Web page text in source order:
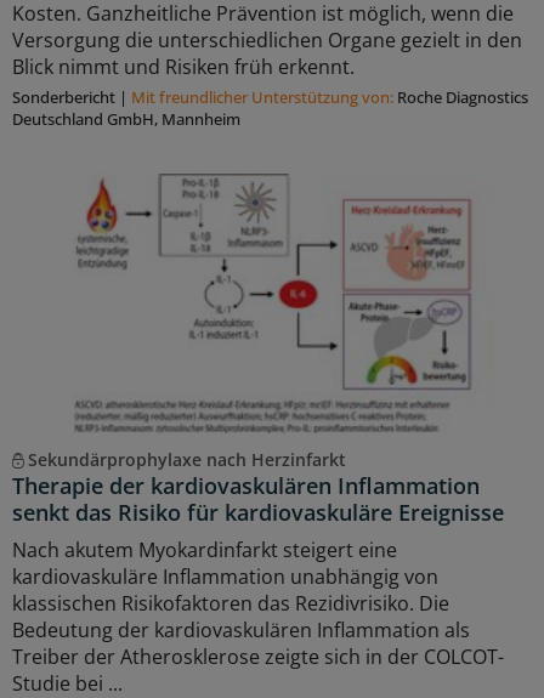
Kosten. Ganzheitliche Prävention ist möglich, wenn die
Versorgung die unterschiedlichen Organe gezielt in den
Blick nimmt und Risiken früh erkennt.
Sonderbericht | Mit freundlicher Unterstützung von: Roche Diagnostics
Deutschland GmbH, Mannheim
Sekundärprophylaxe nach Herzinfarkt
Therapie der kardiovaskulären Inflammation
senkt das Risiko für kardiovaskuläre Ereignisse
Nach akutem Myokardinfarkt steigert eine
kardiovaskuläre Inflammation unabhängig von
klassischen Risikofaktoren das Rezidivrisiko. Die
Bedeutung der kardiovaskulären Inflammation als
Treiber der Atherosklerose zeigte sich in der COLCOT-
Studie bei ...